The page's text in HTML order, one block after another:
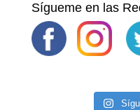
Sígueme en las